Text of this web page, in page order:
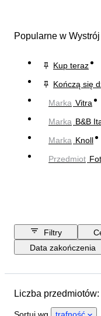
Popularne w
Kup teraz
Kończą się
Marka Vitra
Marka B&B
Marka Knoll
Przedmiot
Filtry
Data zakończenia
Kraj pochodzenia
Liczba przedmiotów: